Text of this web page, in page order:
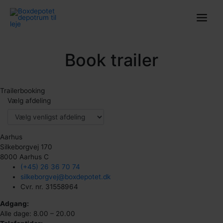
indholdet
Book trailer
Trailerbooking
Vælg afdeling
Aarhus
Silkeborgvej 170
8000 Aarhus C
(+45) 26 36 70 74
silkeborgvej@boxdepotet.dk
Cvr. nr. 31558964
Adgang:
Alle dage: 8.00 – 20.00